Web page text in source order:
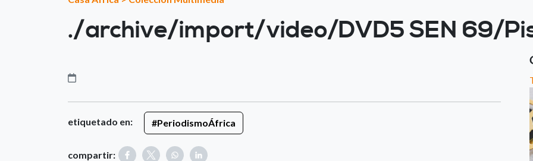
./archive/import/video/DVD5 SEN 69/
etiquetado en: #PeriodismoÁfrica
compartir: